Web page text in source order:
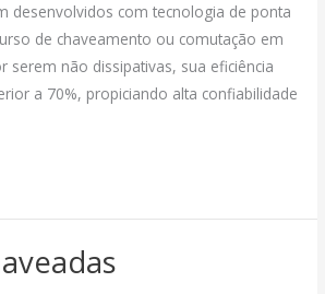
desenvolvidos com tecnologia de ponta
de chaveamento ou comutação em
serem não dissipativas, sua eficiência
a 70%, propiciando alta confiabilidade